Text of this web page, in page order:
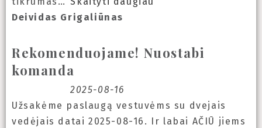
Deividas Grigaliūnas
Rekomenduojame! Nuostabi
komanda
2025-08-16
Užsakėme paslaugą vestuvėms su dvejais
vedėjais datai 2025-08-16. Ir labai AČIŪ jiems